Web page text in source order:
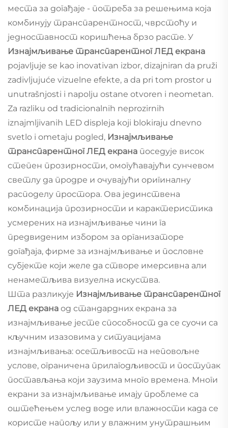
места за догађаје - потреба за решењима која
комбинују транспарентност, чврстоћу и
једноставност коришћења брзо расте. У
Изнајмљивање транспарентног ЛЕД екрана
pojavljuje se kao inovativan izbor, dizajniran da pruži
zadivljujuće vizuelne efekte, a da pri tom prostor u
unutrašnjosti i napolju ostane otvoren i neometan.
Za razliku od tradicionalnih neprozirnih
iznajmljivanih LED displeja koji blokiraju dnevno
svetlo i ometaju pogled, Изнајмљивање
транспарентног ЛЕД екрана поседује висок
степен прозирности, омогућавајући сунчевом
светлу да продре и очувајући оригиналну
расподелу простора. Ова јединствена
комбинација прозирности и карактеристика
усмерених на изнајмљивање чини га
предвиденим избором за организаторе
догађаја, фирме за изнајмљивање и пословне
субјекте који желе да створе имерсивна али
ненаметљива визуелна искуства.
Шта разликује Изнајмљивање транспарентног
ЛЕД екрана од стандардних екрана за
изнајмљивање јесте способност да се суочи са
кључним изазовима у ситуацијама
изнајмљивања: осетљивост на неповољне
услове, ограничена прилагодљивост и поступак
постављања који заузима много времена. Многи
екрани за изнајмљивање имају проблеме са
оштећењем услед воде или влажности када се
користе напољу или у влажним унутрашњим